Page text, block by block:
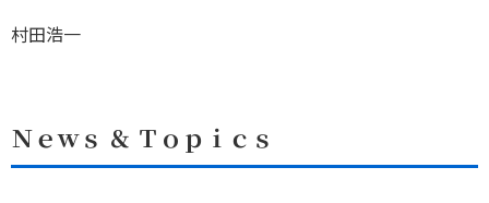
村田浩一
Ｎｅｗｓ ＆ Ｔｏｐｉｃｓ